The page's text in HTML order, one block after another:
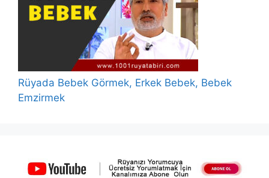
Rüyada Bebek Görmek, Erkek Bebek, Bebek
Emzirmek